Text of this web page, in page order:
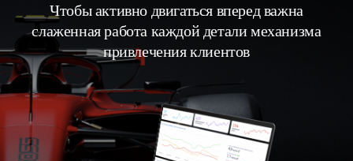
Чтобы активно двигаться вперед важна
слаженная работа каждой детали механизма
привлечения клиентов